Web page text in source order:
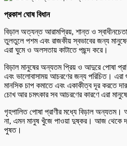
প্রকাশ ঘোষ বিধান
বিড়াল অত্যন্ত আরামপ্রিয়, শান্ত ও
তুলতুলে পশম এবং রাজকীয় স্বভাবের জন্য
এরা ঘুমে ও অলসতায় কাটাতে পছন্দ করে।
বিড়াল মানুষের অন্যতম প্রিয় ও আদুরে পোষা
এবং ভালোবাসাময় আচরণের জন্য পরিচিত। এরা
মানসিক চাপ কমাতে এবং একাকীত্ব দূর করতে
চোখ আর চমৎকার সব আচরণের কারণে এরা
গৃহপালিত পোষা প্রাণীর মধ্যে বিড়াল অন্যতম।
না, এমন মানুষ খুঁজে পাওয়া দুষ্কর। আজ থেকে
পুষত।